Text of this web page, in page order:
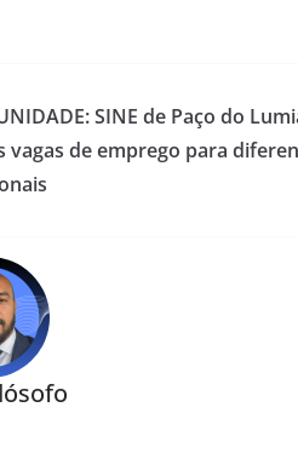
SINE de Paço do
vagas de emprego para